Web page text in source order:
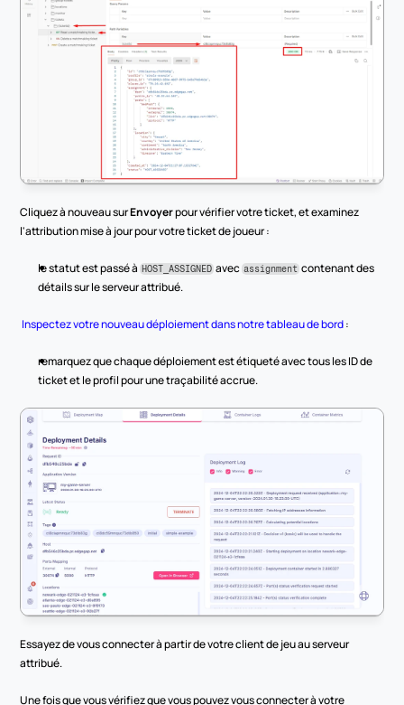
Cliquez à nouveau sur Envoyer pour vérifier votre ticket, et examinez
l'attribution mise à jour pour votre ticket de joueur :
le statut est passé à HOST_ASSIGNED avec assignment contenant des
détails sur le serveur attribué.
Inspectez votre nouveau déploiement dans notre tableau de bord :
remarquez que chaque déploiement est étiqueté avec tous les ID de
ticket et le profil pour une traçabilité accrue.
Essayez de vous connecter à partir de votre client de jeu au serveur
attribué.
Une fois que vous vérifiez que vous pouvez vous connecter à votre